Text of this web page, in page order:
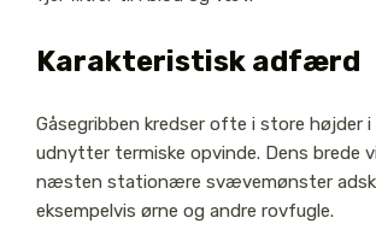
Karakteristisk adfærd
Gåsegribben kredser ofte i store højder i
udnytter termiske opvinde. Dens brede
næsten stationære svævemønster
eksempelvis ørne og andre rovfugle.